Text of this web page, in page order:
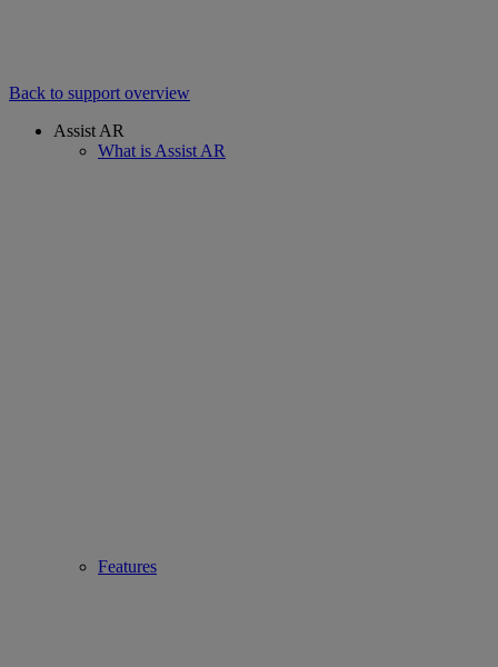
Back to support overview
Assist AR
What is Assist AR
Features